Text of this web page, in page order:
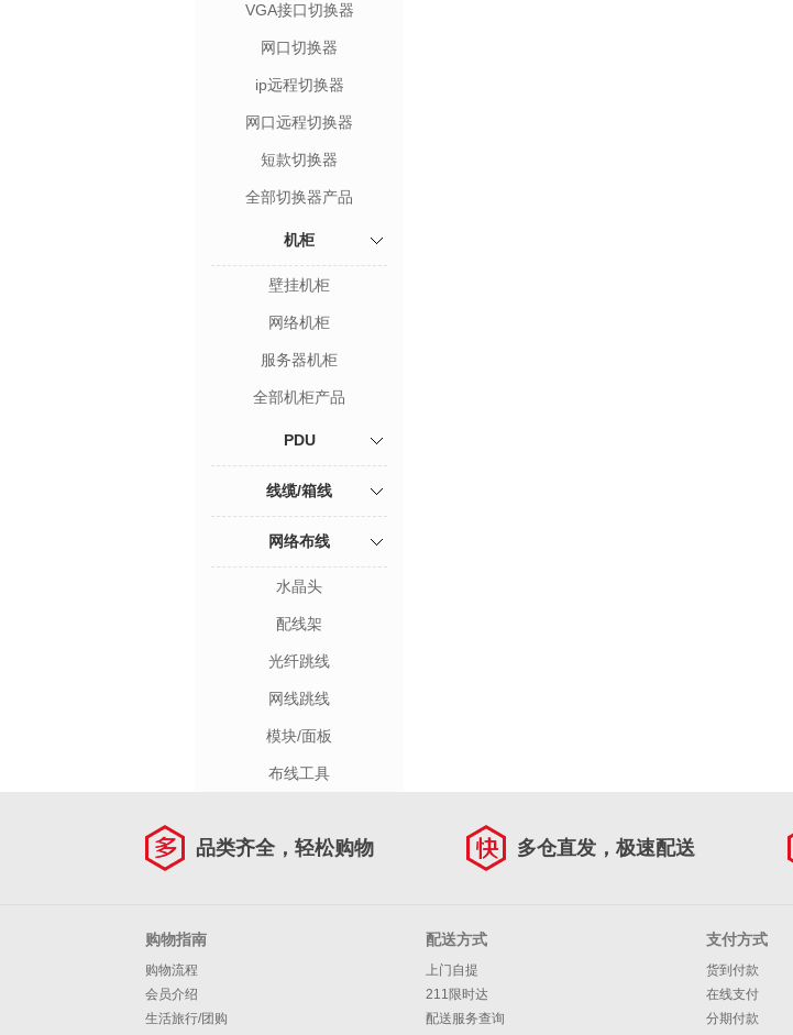
VGA接口切换器
网口切换器
ip远程切换器
网口远程切换器
短款切换器
全部切换器产品
机柜
壁挂机柜
网络机柜
服务器机柜
全部机柜产品
PDU
线缆/箱线
网络布线
水晶头
配线架
光纤跳线
网线跳线
模块/面板
布线工具
品类齐全，轻松购物 多仓直发，极速配送
购物指南
购物流程
会员介绍
生活旅行/团购
配送方式
上门自提
211限时达
配送服务查询
支付方式
货到付款
在线支付
分期付款